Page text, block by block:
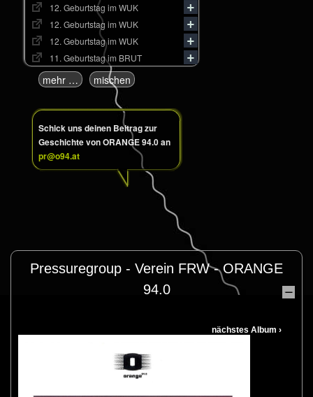
12. Geburtstag im WUK
12. Geburtstag im WUK
12. Geburtstag im WUK
11. Geburtstag im BRUT
mehr … mischen
Schick uns deinen Beitrag zur
Geschichte von ORANGE 94.0 an
pr@o94.at